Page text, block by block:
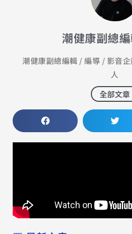
潮健康副總
潮健康副總編輯 / 編導 / 影音
人
全部文章